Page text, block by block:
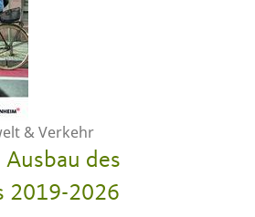
& Verkehr
des
2019-2026